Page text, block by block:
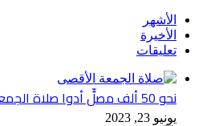
الأشهر
الأخيرة
تعليقات
نحو 50 ألف مصلٍّ أدوا صلاة الجمعة في الأقصى
يونيو 23, 2023